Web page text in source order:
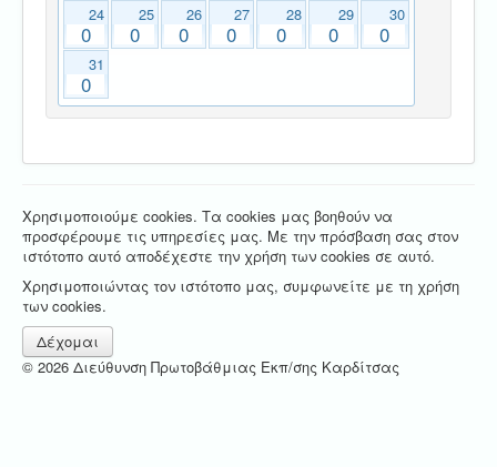
24
0
25
0
26
0
27
0
28
0
29
0
30
0
31
0
Χρησιμοποιούμε cookies. Τα cookies μας βοηθούν να
προσφέρουμε τις υπηρεσίες μας. Με την πρόσβαση σας στον
ιστότοπο αυτό αποδέχεστε την χρήση των cookies σε αυτό.
Χρησιμοποιώντας τον ιστότοπο μας, συμφωνείτε με τη χρήση
των cookies.
Δέχομαι
© 2026 Διεύθυνση Πρωτοβάθμιας Εκπ/σης Καρδίτσας